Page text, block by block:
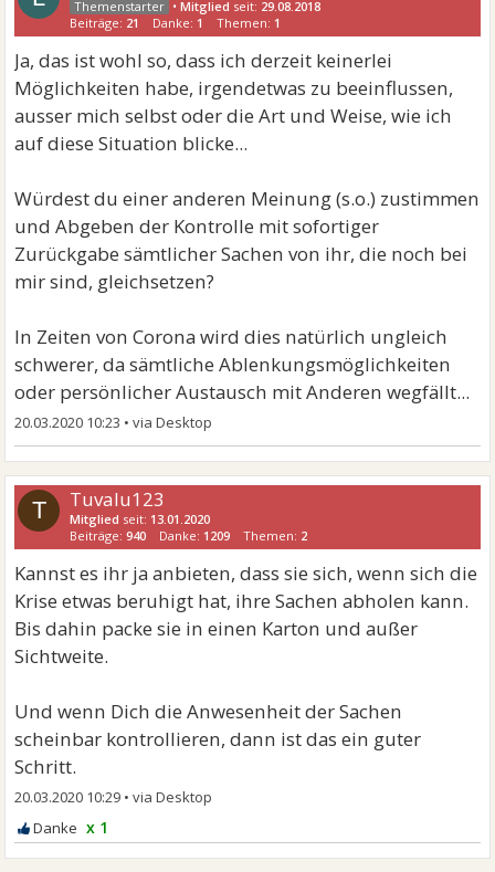
•Mitglied seit: 29.08.2018
Beiträge: 21 Danke: 1 Themen: 1
Ja, das ist wohl so, dass ich derzeit keinerlei
Möglichkeiten habe, irgendetwas zu beeinflussen,
ausser mich selbst oder die Art und Weise, wie ich
auf diese Situation blicke...
Würdest du einer anderen Meinung (s.o.) zustimmen
und Abgeben der Kontrolle mit sofortiger
Zurückgabe sämtlicher Sachen von ihr, die noch bei
mir sind, gleichsetzen?
In Zeiten von Corona wird dies natürlich ungleich
schwerer, da sämtliche Ablenkungsmöglichkeiten
oder persönlicher Austausch mit Anderen wegfällt...
20.03.2020 10:23 •
T Tuvalu123
Mitglied seit: 13.01.2020
Beiträge:940 Danke: 1209 Themen: 2
Kannst es ihr ja anbieten, dass sie sich, wenn sich die
Krise etwas beruhigt hat, ihre Sachen abholen kann.
Bis dahin packe sie in einen Karton und außer
Sichtweite.
Und wenn Dich die Anwesenheit der Sachen
scheinbar kontrollieren, dann ist das ein guter
Schritt.
20.03.2020 10:29 •
x 1